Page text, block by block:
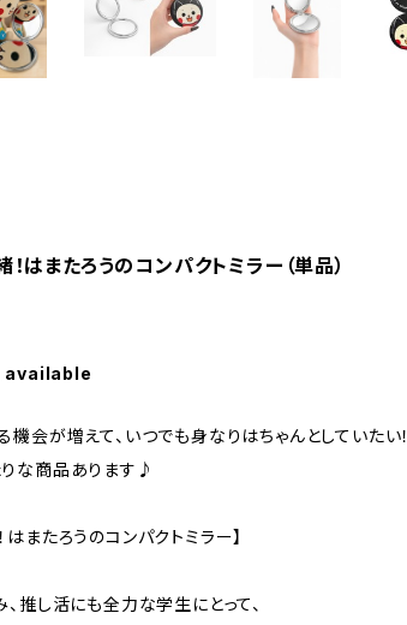
はまたろうのコンパクトミラー（単品）
機会が増えて、いつでも身なりはちゃんとしていたい！
りな商品あります♪
またろうのコンパクトミラー】
、推し活にも全力な学生にとって、